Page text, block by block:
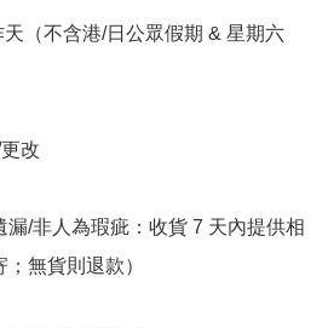
天（不含港/日公眾假期 & 星期六
改
漏/非人為瑕疵：收貨 7 天內提供相
無貨則退款）